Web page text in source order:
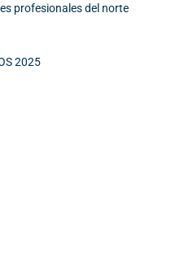
profesionales del norte
2025